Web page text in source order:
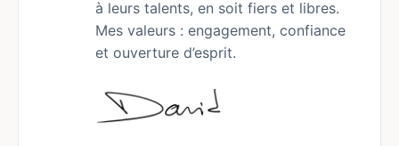
à leurs talents, en soit fiers et libres.
Mes valeurs : engagement, confiance
et ouverture d’esprit.